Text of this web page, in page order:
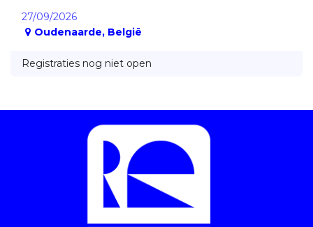
27/09/2026
Oudenaarde, België
Registraties nog niet open